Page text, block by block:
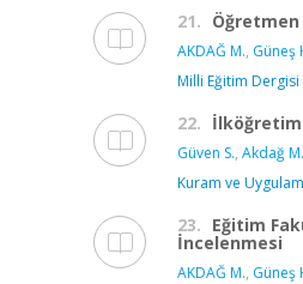
21. Öğretmen
AKDAĞ M., Güneş
Milli Eğitim Dergisi
22.
Güven S., Akdağ M.
Kuram ve
23. Eğitim
İncelenmesi
AKDAĞ M., Güneş